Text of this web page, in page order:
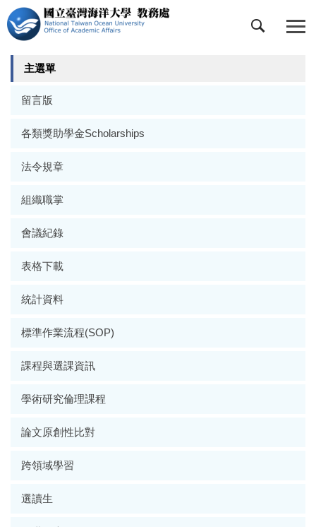
跳
到
主
要
主選單
留言版
各類獎助學金Scholarships
法令規章
組織職掌
會議紀錄
表格下載
統計資料
標準作業流程(SOP)
課程與選課資訊
學術研究倫理課程
論文原創性比對
跨領域學習
選讀生